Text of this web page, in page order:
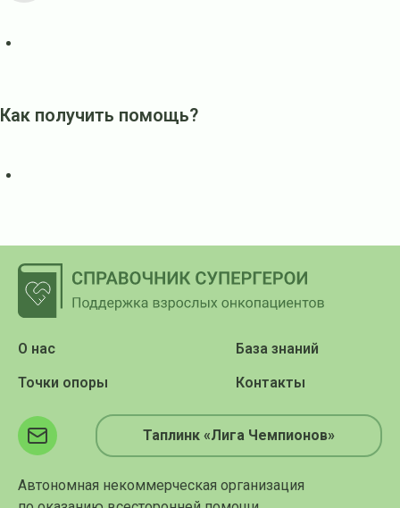
Как получить помощь?
Автономная некоммерческая организация
О нас
База знаний
Точки опоры
Контакты
Таплинк «Лига Чемпионов»